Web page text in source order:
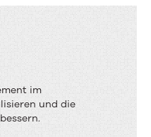
im
und die